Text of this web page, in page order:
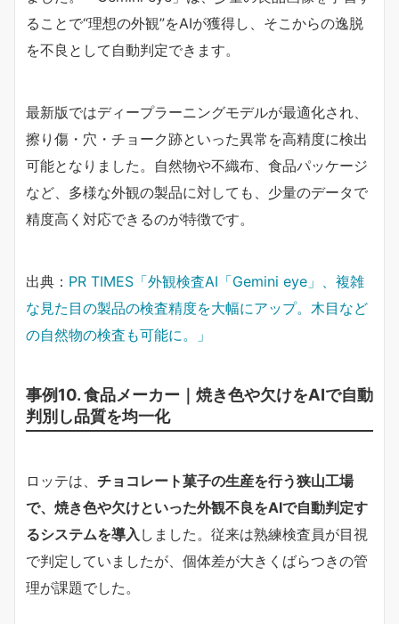
ることで“理想の外観”をAIが獲得し、そこからの逸脱
を不良として自動判定できます。
最新版ではディープラーニングモデルが最適化され、
擦り傷・穴・チョーク跡といった異常を高精度に検出
可能となりました。自然物や不織布、食品パッケージ
など、多様な外観の製品に対しても、少量のデータで
精度高く対応できるのが特徴です。
出典： PR TIMES「外観検査AI「Gemini eye」、複雑
な見た目の製品の検査精度を大幅にアップ。木目など
の自然物の検査も可能に。」
事例10. 食品メーカー｜焼き色や欠けをAIで自動
判別し品質を均一化
ロッテは、 チョコレート菓子の生産を行う狭山工場
で、焼き色や欠けといった外観不良をAIで自動判定す
るシステムを導入 しました。従来は熟練検査員が目視
で判定していましたが、個体差が大きくばらつきの管
理が課題でした。